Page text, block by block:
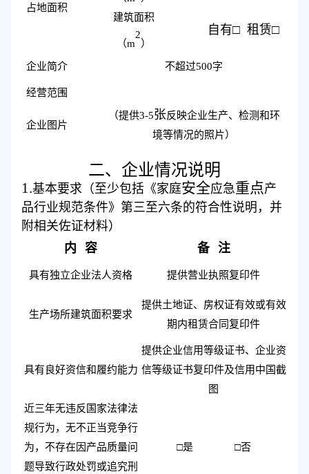
占地面积
建筑面积
（m
2
）
自有□ 租赁□
企业简介 不超过500字
经营范围
企业图片
（提供3-5张反映企业生产、检测和环
境等情况的照片）
二、企业情况说明
1.基本要求（至少包括《家庭安全应急重点产
品行业规范条件》第三至六条的符合性说明，并
附相关佐证材料）
内
容 备 注
具有独立企业法人资格 提供营业执照复印件
生产场所建筑面积要求
提供土地证、房权证有效或有效
期内租赁合同复印件
具有良好资信和履约能力
提供企业信用等级证书、企业资
信等级证书复印件及信用中国截
图
近三年无违反国家法律法
规行为，无不正当竞争行
为，不存在因产品质量问
题导致行政处罚或追究刑
□是 □否